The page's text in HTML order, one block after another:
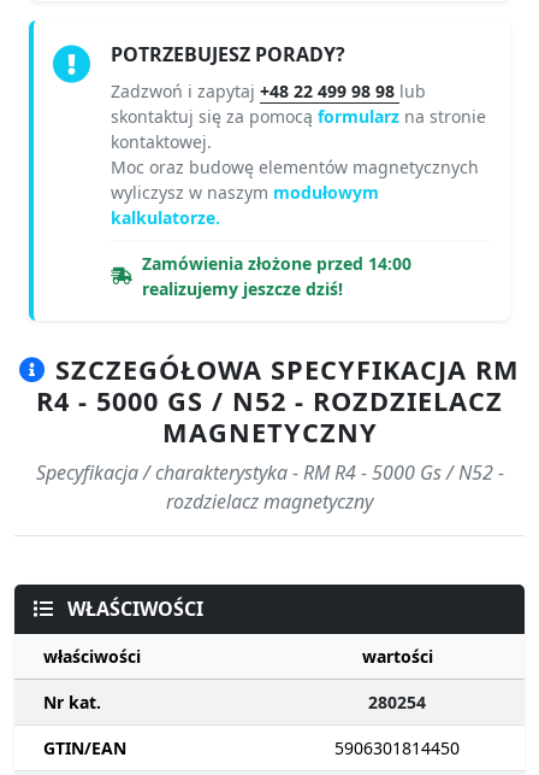
POTRZEBUJESZ PORADY?
Zadzwoń i zapytaj +48 22 499 98 98 lub
skontaktuj się za pomocą formularz na stronie
kontaktowej.
Moc oraz budowę elementów magnetycznych
wyliczysz w naszym modułowym
kalkulatorze.
Zamówienia złożone przed 14:00
realizujemy jeszcze dziś!
SZCZEGÓŁOWA SPECYFIKACJA RM
R4 - 5000 GS / N52 - ROZDZIELACZ
MAGNETYCZNY
Specyfikacja / charakterystyka - RM R4 - 5000 Gs / N52 -
rozdzielacz magnetyczny
WŁAŚCIWOŚCI
właściwości
wartości
Nr kat.
280254
GTIN/EAN
5906301814450